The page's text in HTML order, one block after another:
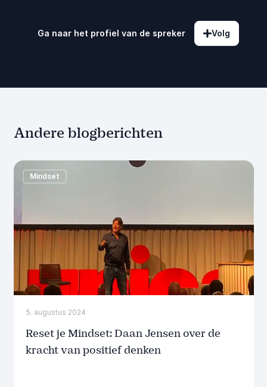
Ga naar het profiel van de spreker Volg
Andere blogberichten
5. augustus 2024
Reset je Mindset: Daan Jensen over de
kracht van positief denken
Mindset